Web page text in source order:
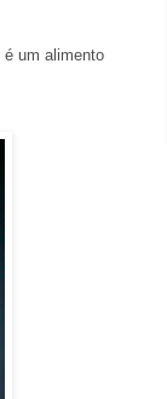
um alimento